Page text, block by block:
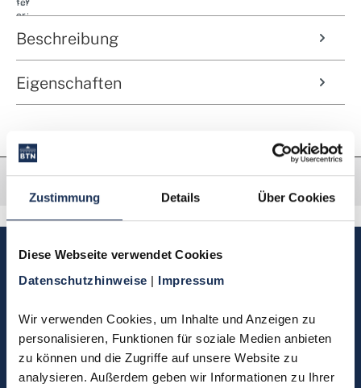
Zustimmung Details Über Cookies
Diese Webseite verwendet Cookies
Datenschutzhinweise | Impressum
Wir verwenden Cookies, um Inhalte und Anzeigen zu
personalisieren, Funktionen für soziale Medien anbieten
zu können und die Zugriffe auf unsere Website zu
analysieren. Außerdem geben wir Informationen zu Ihrer
Beschreibung
Eigenschaften
Sie haben Fragen, möchten
Münzen bestellen oder eine
Kontakt